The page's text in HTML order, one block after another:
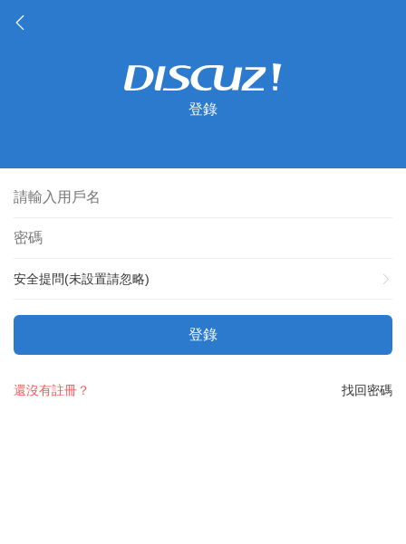
登錄
安全提問(未設置請忽略)
登錄
找回密碼
還沒有註冊？